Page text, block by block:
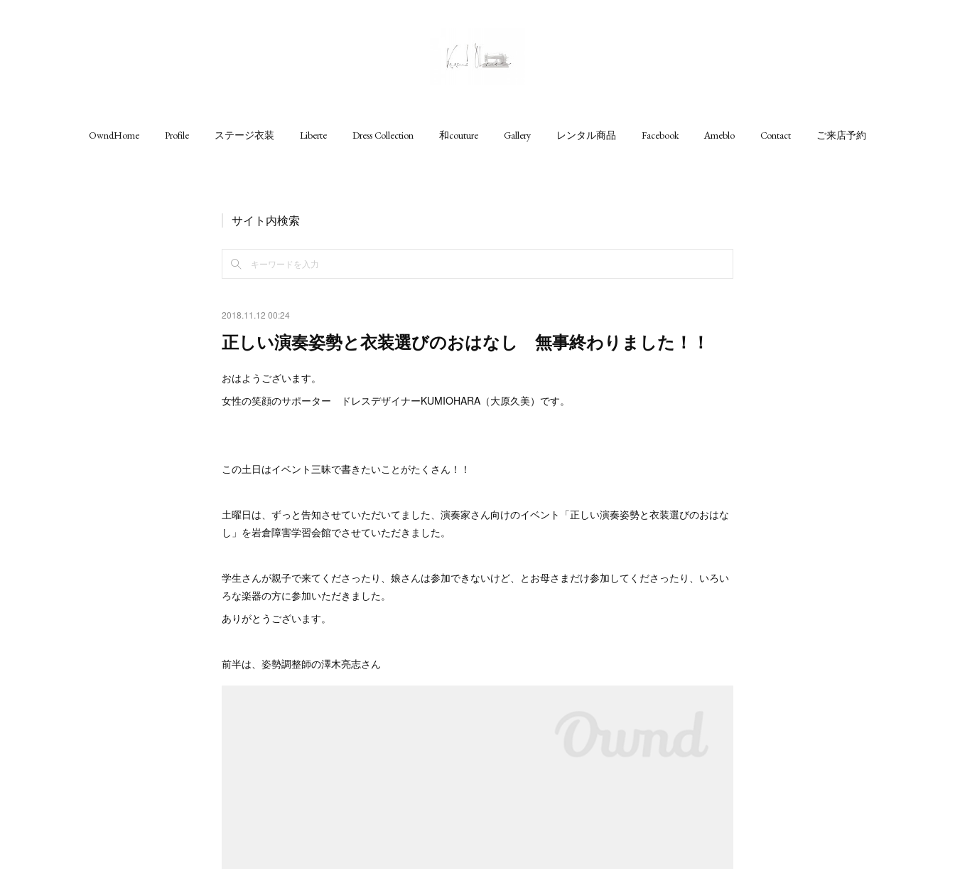
OwndHome Profile ステージ衣装 Liberte Dress Collection 和couture Gallery レンタル商品 Facebook Ameblo Contact ご来店予約
サイト内検索
2018.11.12 00:24
正しい演奏姿勢と衣装選びのおはなし 無事終わりました！！
おはようございます。
女性の笑顔のサポーター ドレスデザイナーKUMIOHARA（大原久美）です。
この土日はイベント三昧で書きたいことがたくさん！！
土曜日は、ずっと告知させていただいてました、演奏家さん向けのイベント「正しい演奏姿勢と衣装選びのおはな
し」を岩倉障害学習会館でさせていただきました。
学生さんが親子で来てくださったり、娘さんは参加できないけど、とお母さまだけ参加してくださったり、いろい
ろな楽器の方に参加いただきました。
ありがとうございます。
前半は、姿勢調整師の澤木亮志さん